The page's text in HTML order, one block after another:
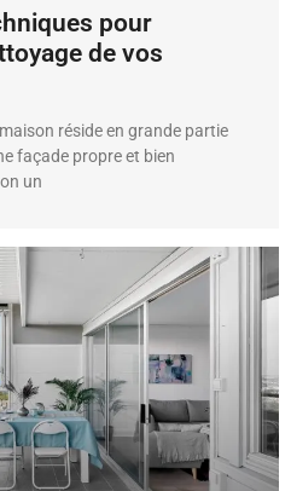
pour
de vos
réside en grande partie
façade propre et bien
un